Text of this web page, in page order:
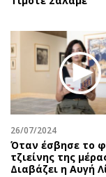
26/07/2024
Όταν έσβησε το
τζιείνης της
Διαβάζει η Αυγή